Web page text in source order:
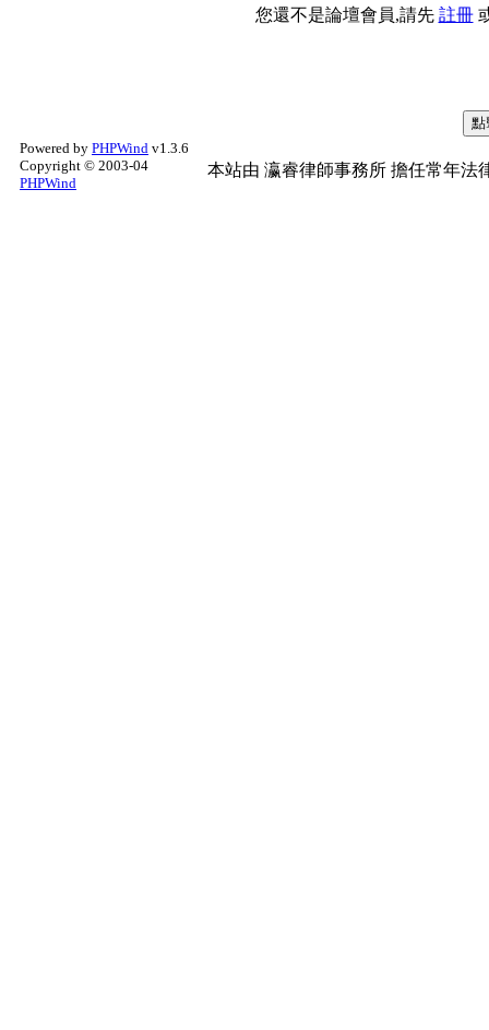
您還不是論壇會員,請先 註冊
Powered by PHPWind v1.3.6
Copyright © 2003-04
PHPWind
本站由 瀛睿律師事務所 擔任常年法